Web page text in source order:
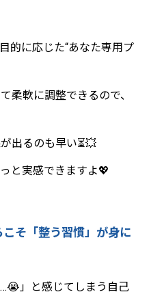
的に応じた“あなた専用プ
柔軟に調整できるので、
出るのも早い⏳💥
と実感できますよ💖
そ「整う習慣」が身に
」と感じてしまう自己